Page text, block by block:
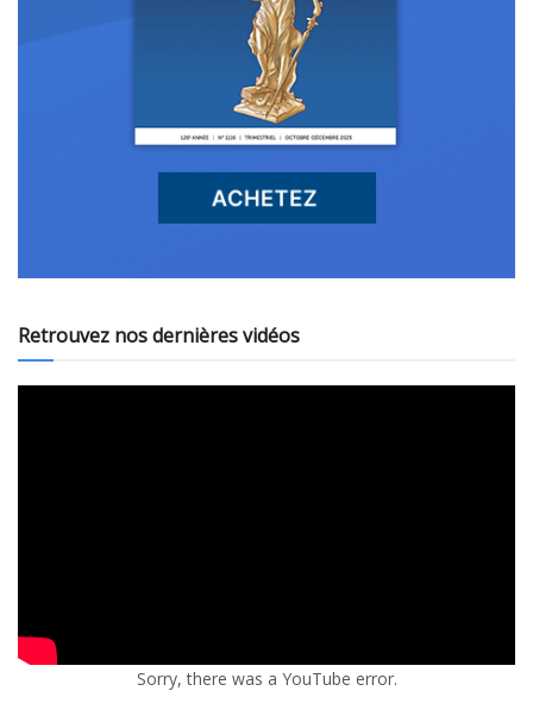
Retrouvez nos dernières vidéos
Sorry, there was a YouTube error.